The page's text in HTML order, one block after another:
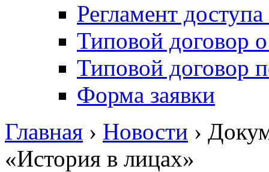
Регламент
Типовой договор
Типовой договор
Форма заявки
Главная › Новости ›
«История в лицах»